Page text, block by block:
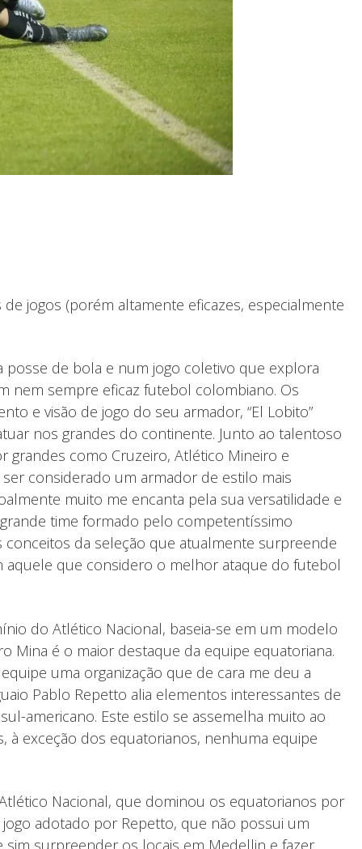
jogos (porém altamente eficazes, especialmente
posse de bola e num jogo coletivo que explora
nem sempre eficaz futebol colombiano. Os
e visão de jogo do seu armador, “El Lobito”
nos grandes do continente. Junto ao talentoso
grandes como Cruzeiro, Atlético Mineiro e
considerado um armador de estilo mais
muito me encanta pela sua versatilidade e
time formado pelo competentíssimo
da seleção que atualmente surpreende
aquele que considero o melhor ataque do futebol
do Atlético Nacional, baseia-se em um modelo
Mina é o maior destaque da equipe equatoriana.
uma organização que de cara me deu a
Pablo Repetto alia elementos interessantes de
americano. Este estilo se assemelha muito ao
à exceção dos equatorianos, nenhuma equipe
Nacional, que dominou os equatorianos por
adotado por Repetto, que não possui um
surpreender os locais em Medellin e fazer